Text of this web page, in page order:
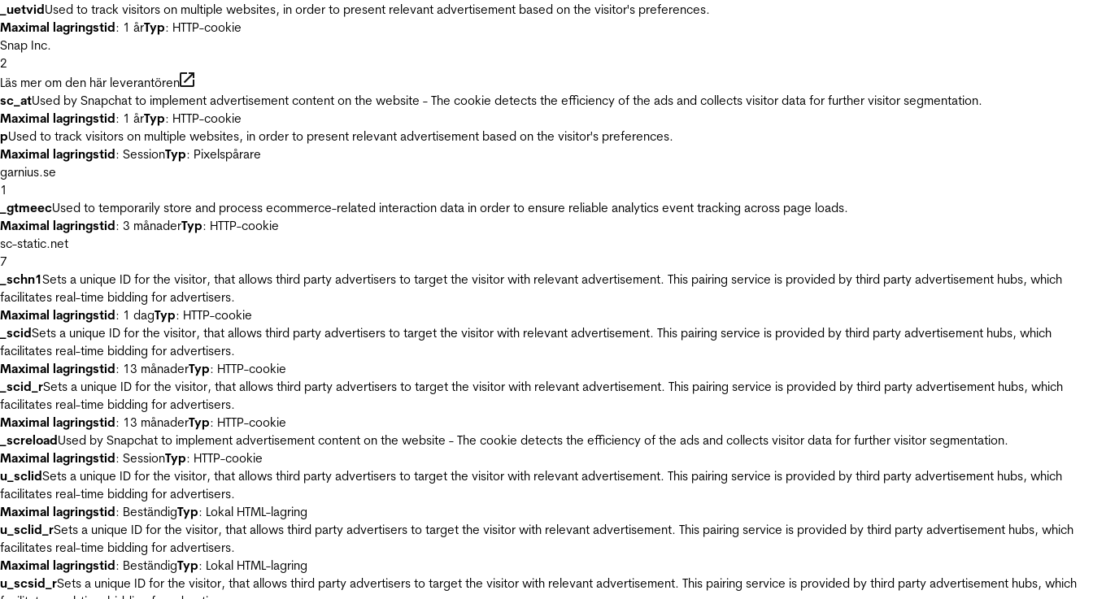
_uetvidUsed to track visitors on multiple websites, in order to present relevant advertisement based on the visitor's preferences.
Maximal lagringstid: 1 årTyp: HTTP-cookie
Snap Inc.
2
Läs mer om den här leverantören
sc_atUsed by Snapchat to implement advertisement content on the website - The cookie detects the efficiency of the ads and collects visitor data for further visitor segmentation.
Maximal lagringstid: 1 årTyp: HTTP-cookie
pUsed to track visitors on multiple websites, in order to present relevant advertisement based on the visitor's preferences.
Maximal lagringstid: SessionTyp: Pixelspårare
garnius.se
1
_gtmeecUsed to temporarily store and process ecommerce-related interaction data in order to ensure reliable analytics event tracking across page loads.
Maximal lagringstid: 3 månaderTyp: HTTP-cookie
sc-static.net
7
_schn1Sets a unique ID for the visitor, that allows third party advertisers to target the visitor with relevant advertisement. This pairing service is provided by third party advertisement hubs, which
facilitates real-time bidding for advertisers.
Maximal lagringstid: 1 dagTyp: HTTP-cookie
_scidSets a unique ID for the visitor, that allows third party advertisers to target the visitor with relevant advertisement. This pairing service is provided by third party advertisement hubs, which
facilitates real-time bidding for advertisers.
Maximal lagringstid: 13 månaderTyp: HTTP-cookie
_scid_rSets a unique ID for the visitor, that allows third party advertisers to target the visitor with relevant advertisement. This pairing service is provided by third party advertisement hubs, which
facilitates real-time bidding for advertisers.
Maximal lagringstid: 13 månaderTyp: HTTP-cookie
_screloadUsed by Snapchat to implement advertisement content on the website - The cookie detects the efficiency of the ads and collects visitor data for further visitor segmentation.
Maximal lagringstid: SessionTyp: HTTP-cookie
u_sclidSets a unique ID for the visitor, that allows third party advertisers to target the visitor with relevant advertisement. This pairing service is provided by third party advertisement hubs, which
facilitates real-time bidding for advertisers.
Maximal lagringstid: BeständigTyp: Lokal HTML-lagring
u_sclid_rSets a unique ID for the visitor, that allows third party advertisers to target the visitor with relevant advertisement. This pairing service is provided by third party advertisement hubs, which
facilitates real-time bidding for advertisers.
Maximal lagringstid: BeständigTyp: Lokal HTML-lagring
u_scsid_rSets a unique ID for the visitor, that allows third party advertisers to target the visitor with relevant advertisement. This pairing service is provided by third party advertisement hubs, which